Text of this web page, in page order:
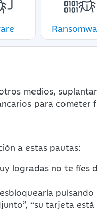
medios,
para cometer
a estas pautas:
logradas no te fíes
pulsando
“su tarjeta